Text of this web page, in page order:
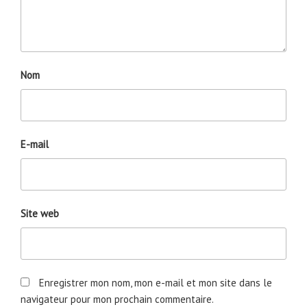
Nom
E-mail
Site web
Enregistrer mon nom, mon e-mail et mon site dans le
navigateur pour mon prochain commentaire.